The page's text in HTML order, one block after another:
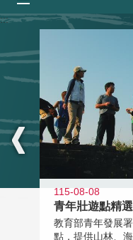
:::
115-08-08
青年壯遊點精
教育部青年發展
點，提供山林、海